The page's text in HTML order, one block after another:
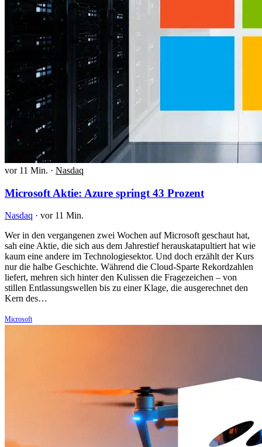
vor 11 Min. · Nasdaq
Microsoft Aktie: Azure springt 43 Prozent
Nasdaq · vor 11 Min.
Wer in den vergangenen zwei Wochen auf Microsoft geschaut hat,
sah eine Aktie, die sich aus dem Jahrestief herauskatapultiert hat wie
kaum eine andere im Technologiesektor. Und doch erzählt der Kurs
nur die halbe Geschichte. Während die Cloud-Sparte Rekordzahlen
liefert, mehren sich hinter den Kulissen die Fragezeichen – von
stillen Entlassungswellen bis zu einer Klage, die ausgerechnet den
Kern des…
Microsoft